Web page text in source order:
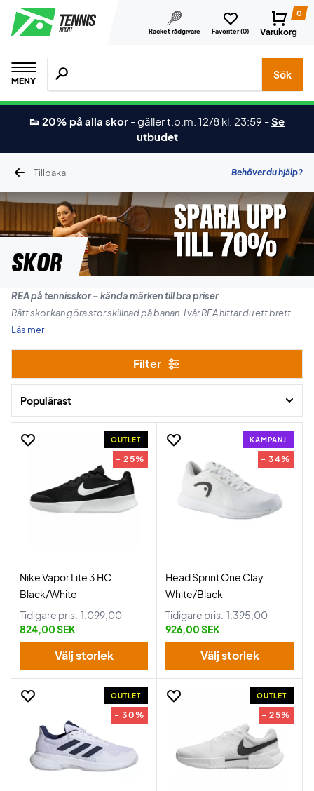
Racket rådgivare Favoriter (0)
0
Varukorg
MENY
Sök efter produkter, märken osv.
Sök
👟 20% på alla skor -gäller t.o.m. 12/8 kl. 23:59 -Se
utbudet
Tillbaka Behöver du hjälp?
Skor
REA på tennisskor – kända märken till bra priser
Rätt skor kan göra stor skillnad på banan. I vår REA hittar du ett brett
sortiment av tennisskor från välkända märken till riktigt bra priser.
Oavsett om du spelar på hardcourt, grus eller inomhus kan du hitta
skor som ger stabilitet, komfort och bästa möjliga förutsättningar på
banan.
Skynda dig – erbjudandena gäller endast så länge lagret räcker.
Läs mer
Filter
Populärast
OUTLET
- 25%
Nike Vapor Lite 3 HC
Black/White
Tidigare pris: 1.099,00
824,00 SEK
Välj storlek
KAMPANJ
- 34%
Head Sprint One Clay
White/Black
Tidigare pris: 1.395,00
926,00 SEK
Välj storlek
OUTLET
- 30%
OUTLET
- 25%